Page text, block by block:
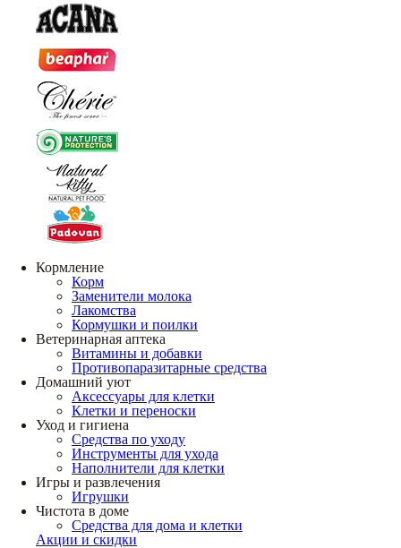
Кормление
Корм
Заменители молока
Лакомства
Кормушки и поилки
Ветеринарная аптека
Витамины и добавки
Противопаразитарные средства
Домашний уют
Аксессуары для клетки
Клетки и переноски
Уход и гигиена
Средства по уходу
Инструменты для ухода
Наполнители для клетки
Игры и развлечения
Игрушки
Чистота в доме
Средства для дома и клетки
Акции и скидки